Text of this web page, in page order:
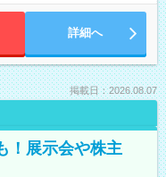
詳細へ
掲載日：2026.08.07
！展示会や株主